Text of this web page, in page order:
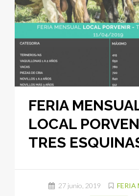
FERIA
LOCAL
TRES
27 junio, 2019 FERIA